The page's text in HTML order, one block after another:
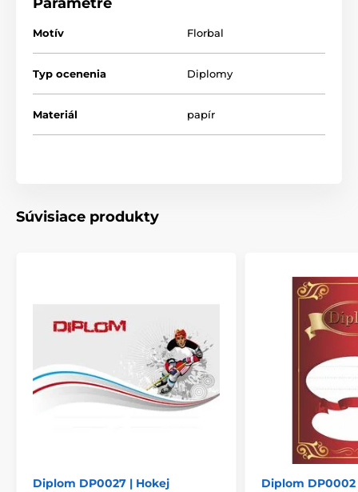
Motív Florbal
Typ ocenenia Diplomy
Materiál papír
Súvisiace produkty
Diplom DP0027 | Hokej
Diplom DP0002